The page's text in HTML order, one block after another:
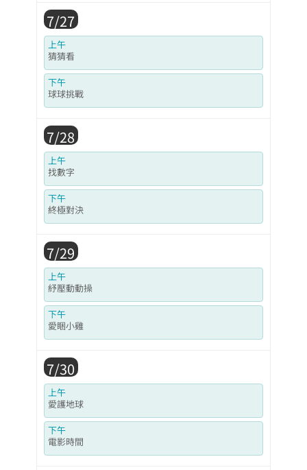
7/27
上午
猜猜看
下午
球球挑戰
7/28
上午
找數字
下午
終極對決
7/29
上午
紓壓動動操
下午
愛睏小雞
7/30
上午
愛護地球
下午
電影時間